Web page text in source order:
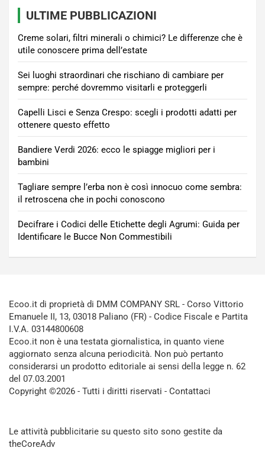
ULTIME PUBBLICAZIONI
Creme solari, filtri minerali o chimici? Le differenze che è
utile conoscere prima dell’estate
Sei luoghi straordinari che rischiano di cambiare per
sempre: perché dovremmo visitarli e proteggerli
Capelli Lisci e Senza Crespo: scegli i prodotti adatti per
ottenere questo effetto
Bandiere Verdi 2026: ecco le spiagge migliori per i
bambini
Tagliare sempre l’erba non è così innocuo come sembra:
il retroscena che in pochi conoscono
Decifrare i Codici delle Etichette degli Agrumi: Guida per
Identificare le Bucce Non Commestibili
Ecoo.it di proprietà di DMM COMPANY SRL - Corso Vittorio
Emanuele II, 13, 03018 Paliano (FR) - Codice Fiscale e Partita
I.V.A. 03144800608
Ecoo.it non è una testata giornalistica, in quanto viene
aggiornato senza alcuna periodicità. Non può pertanto
considerarsi un prodotto editoriale ai sensi della legge n. 62
del 07.03.2001
Copyright ©2026 - Tutti i diritti riservati - Contattaci
Le attività pubblicitarie su questo sito sono gestite da
theCoreAdv